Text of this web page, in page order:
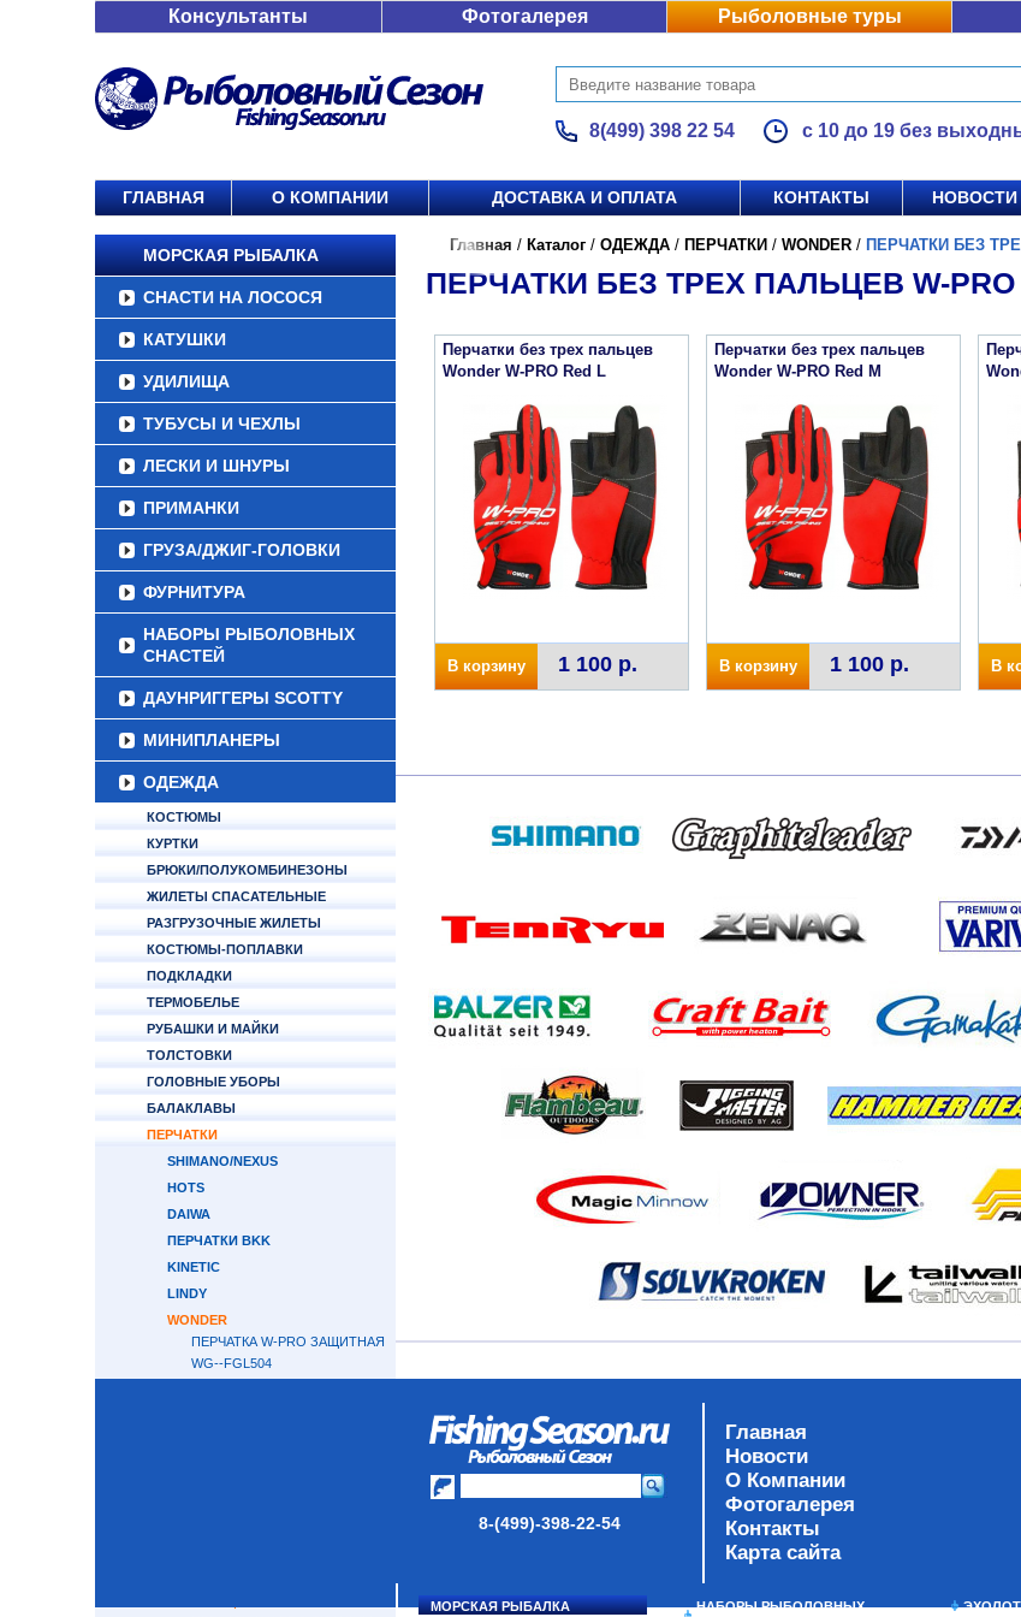
Консультанты Фотогалерея Рыболовные туры
8(499) 398 22 54 с 10 до 19 без
ГЛАВНАЯ О КОМПАНИИ ДОСТАВКА И ОПЛАТА КОНТАКТЫ НОВОСТИ
МОРСКАЯ РЫБАЛКА
СНАСТИ НА ЛОСОСЯ
КАТУШКИ
УДИЛИЩА
ТУБУСЫ И ЧЕХЛЫ
ЛЕСКИ И ШНУРЫ
ПРИМАНКИ
ГРУЗА/ДЖИГ-ГОЛОВКИ
ФУРНИТУРА
НАБОРЫ РЫБОЛОВНЫХ
СНАСТЕЙ
ДАУНРИГГЕРЫ SCOTTY
МИНИПЛАНЕРЫ
ОДЕЖДА
КОСТЮМЫ
КУРТКИ
БРЮКИ/ПОЛУКОМБИНЕЗОНЫ
ЖИЛЕТЫ СПАСАТЕЛЬНЫЕ
РАЗГРУЗОЧНЫЕ ЖИЛЕТЫ
КОСТЮМЫ-ПОПЛАВКИ
ПОДКЛАДКИ
ТЕРМОБЕЛЬЕ
РУБАШКИ И МАЙКИ
ТОЛСТОВКИ
ГОЛОВНЫЕ УБОРЫ
БАЛАКЛАВЫ
ПЕРЧАТКИ
SHIMANO/NEXUS
HOTS
DAIWA
ПЕРЧАТКИ BKK
KINETIC
LINDY
WONDER
ПЕРЧАТКА W-PRO ЗАЩИТНАЯ
WG--FGL504
Главная / Каталог / ОДЕЖДА / ПЕРЧАТКИ / WONDER / ПЕРЧАТКИ БЕЗ
ПЕРЧАТКИ БЕЗ ТРЕХ ПАЛЬЦЕВ W-PRO
Перчатки без трех пальцев
Wonder W-PRO Red L
В корзину 1 100 р.
Перчатки без трех пальцев
Wonder W-PRO Red M
В корзину 1 100 р. В
8-(499)-398-22-54
Главная
Новости
О Компании
Фотогалерея
Контакты
Карта сайта
МОРСКАЯ РЫБАЛКА
НАБОРЫ РЫБОЛОВНЫХ